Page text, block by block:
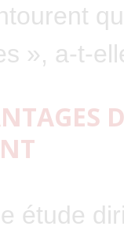
», a-t-
étude